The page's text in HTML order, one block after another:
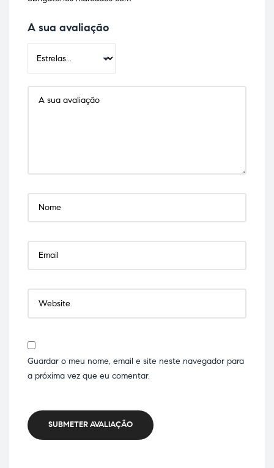
A sua avaliação
Guardar o meu nome, email e site neste navegador para
a próxima vez que eu comentar.
SUBMETER AVALIAÇÃO